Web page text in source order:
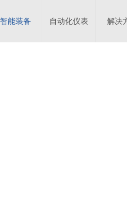
智能装备 自动化仪表 解决